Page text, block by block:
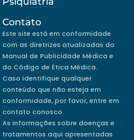
Contato
Este site está em conformidade
com as diretrizes atualizadas do
Manual de Publicidade Médica e
do Código de Ética Médica.
Caso identifique qualquer
conteúdo que não esteja em
conformidade, por favor, entre em
contato conosco.
As informações sobre doenças e
tratamentos aqui apresentadas